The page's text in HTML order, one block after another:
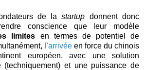
de lastartup donnent donc
conscience que leur modèle
limites en termes de potentiel de
l’arrivée en force du chinois
européen, avec une solution
(techniquement) et une puissance de